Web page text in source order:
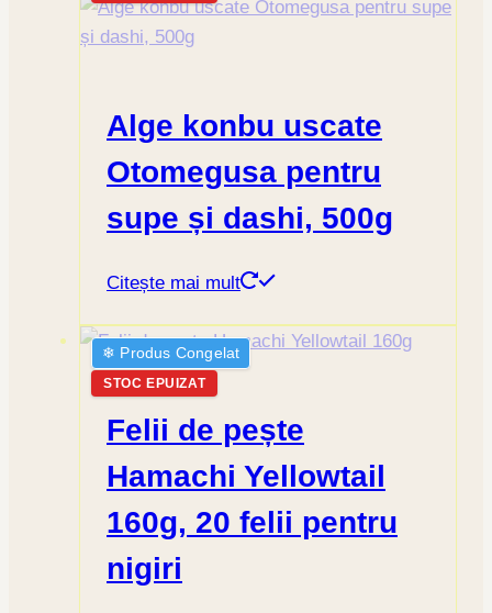
Alge konbu uscate
Otomegusa pentru
supe și dashi, 500g
Citește mai mult
❄︎ Produs Congelat
STOC EPUIZAT
Felii de pește
Hamachi Yellowtail
160g, 20 felii pentru
nigiri